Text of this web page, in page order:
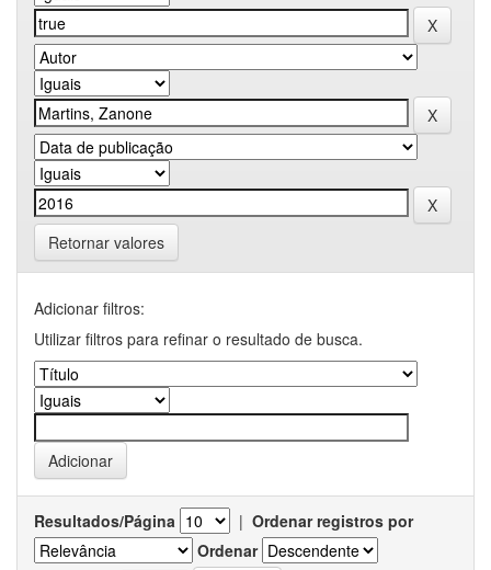
Retornar valores
Adicionar filtros:
Utilizar filtros para refinar o resultado de busca.
Resultados/Página | Ordenar registros por
Ordenar